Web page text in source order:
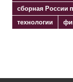
сборная России
технологии